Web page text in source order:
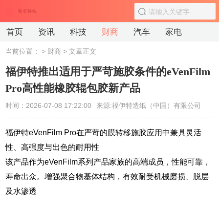
首页 资讯 科技 财商 汽车 家电
当前位置： > 财商 > 文章正文
福伊特推出适用于严苛施胶条件的eVenFilm
Pro高性能橡胶辊包胶新产品
时间：2026-07-08 17:22:00 来源:福伊特造纸（中国）有限公司
福伊特eVenFilm Pro在严苛的膜转移施胶应用中兼具灵活
性、高强度与出色的耐用性
该产品作为eVenFilm系列产品家族的高端成员，性能可靠，
寿命出众。增强聚合物基体结构，有效耐受机械磨损、脱层
及水渗透